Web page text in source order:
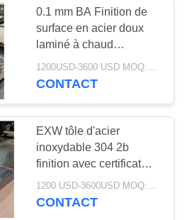
0.1 mm BA Finition de
surface en acier doux
laminé à chaud
Longueur 1000 mm-
6000 mm
1200USD-3600 USD MOQ:500 kilos
CONTACT
EXW tôle d'acier
inoxydable 304 2b
finition avec certificat
ISO
1200 USD-3600USD MOQ:500 kilos
CONTACT